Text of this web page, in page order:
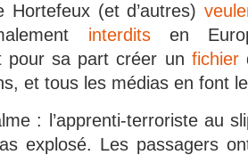
Hortefeux (et d’autres)
interditsen
pour sa part créer un fichier
et tous les médias en font
: l’apprenti-terroriste au
explosé. Les passagers